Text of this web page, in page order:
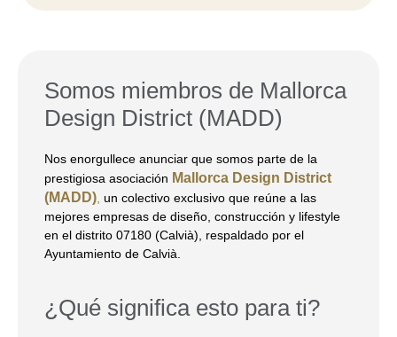
Somos miembros de Mallorca
Design District (MADD)
Nos enorgullece anunciar que somos parte de la
prestigiosa asociación Mallorca Design District
(MADD) un colectivo exclusivo que reúne a las
mejores empresas de diseño, construcción y lifestyle
en el distrito 07180 (Calvià), respaldado por el
Ayuntamiento de Calvià.
¿Qué significa esto para ti?